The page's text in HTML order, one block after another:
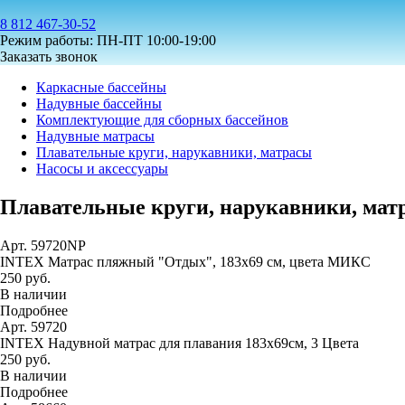
8 812 467-30-52
Режим работы: ПН-ПТ 10:00-19:00
Заказать звонок
Каркасные бассейны
Надувные бассейны
Комплектующие для сборных бассейнов
Надувные матрасы
Плавательные круги, нарукавники, матрасы
Насосы и аксессуары
Плавательные круги, нарукавники,
Арт. 59720NP
INTEX Матрас пляжный "Отдых", 183х69 см, цвета МИКС
250 руб.
В наличии
Подробнее
Арт. 59720
INTEX Надувной матрас для плавания 183х69см, 3 Цвета
250 руб.
В наличии
Подробнее